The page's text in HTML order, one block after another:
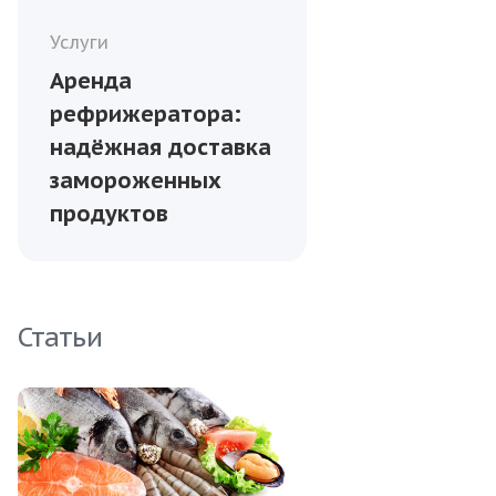
Услуги
Аренда
рефрижератора:
надёжная доставка
замороженных
продуктов
Статьи